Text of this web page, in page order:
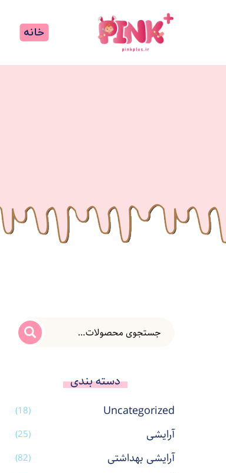
خانه
دسته بندی
Uncategorized
(18)
آرایشی (25)
آرایشی بهداشتی (82)